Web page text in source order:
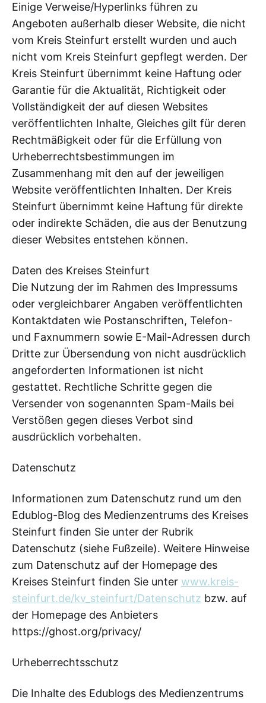
Einige Verweise/Hyperlinks führen zu
Angeboten außerhalb dieser Website, die nicht
vom Kreis Steinfurt erstellt wurden und auch
nicht vom Kreis Steinfurt gepflegt werden. Der
Kreis Steinfurt übernimmt keine Haftung oder
Garantie für die Aktualität, Richtigkeit oder
Vollständigkeit der auf diesen Websites
veröffentlichten Inhalte, Gleiches gilt für deren
Rechtmäßigkeit oder für die Erfüllung von
Urheberrechtsbestimmungen im
Zusammenhang mit den auf der jeweiligen
Website veröffentlichten Inhalten. Der Kreis
Steinfurt übernimmt keine Haftung für direkte
oder indirekte Schäden, die aus der Benutzung
dieser Websites entstehen können.
Daten des Kreises Steinfurt
Die Nutzung der im Rahmen des Impressums
oder vergleichbarer Angaben veröffentlichten
Kontaktdaten wie Postanschriften, Telefon-
und Faxnummern sowie E-Mail-Adressen durch
Dritte zur Übersendung von nicht ausdrücklich
angeforderten Informationen ist nicht
gestattet. Rechtliche Schritte gegen die
Versender von sogenannten Spam-Mails bei
Verstößen gegen dieses Verbot sind
ausdrücklich vorbehalten.
Datenschutz
Informationen zum Datenschutz rund um den
Edublog-Blog des Medienzentrums des Kreises
Steinfurt finden Sie unter der Rubrik
Datenschutz (siehe Fußzeile). Weitere Hinweise
zum Datenschutz auf der Homepage des
Kreises Steinfurt finden Sie unter www.kreis-
steinfurt.de/kv_steinfurt/Datenschutz bzw. auf
der Homepage des Anbieters
https://ghost.org/privacy/
Urheberrechtsschutz
Die Inhalte des Edublogs des Medienzentrums